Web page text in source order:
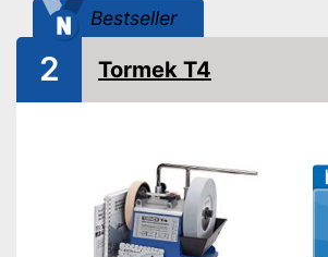
Bestseller
2 Tormek T4